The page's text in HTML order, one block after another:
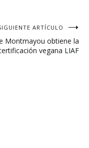
ARTÍCULO
Montmayou obtiene la
vegana LIAF